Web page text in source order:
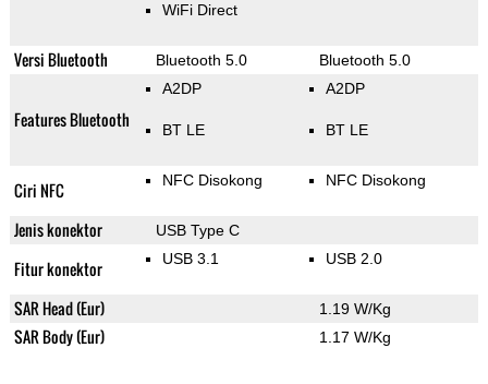
WiFi Direct
Versi Bluetooth Bluetooth 5.0 Bluetooth 5.0
Features Bluetooth
A2DP
BT LE
A2DP
BT LE
Ciri NFC NFC Disokong NFC Disokong
Jenis konektor USB Type C
Fitur konektor USB 3.1 USB 2.0
SAR Head (Eur) 1.19 W/Kg
SAR Body (Eur) 1.17 W/Kg